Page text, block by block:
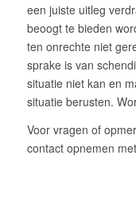
een juiste uitleg
beoogt te bieden
ten onrechte niet
sprake is van
situatie niet kan en
situatie berusten.
Voor vragen of
contact opnemen met